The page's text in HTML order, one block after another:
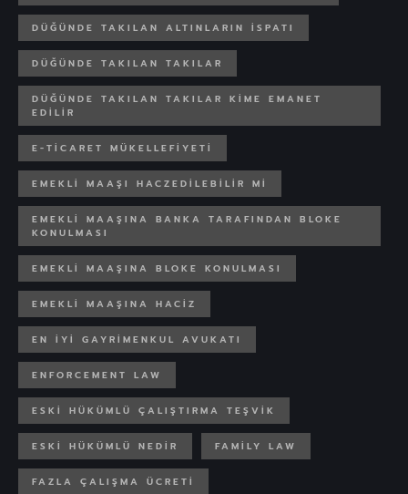
DÜĞÜNDE TAKILAN ALTINLARIN ISPATI
DÜĞÜNDE TAKILAN TAKILAR
DÜĞÜNDE TAKILAN TAKILAR KIME EMANET
EDILIR
E-TICARET MÜKELLEFIYETI
EMEKLI MAAŞI HACZEDILEBILIR MI
EMEKLI MAAŞINA BANKA TARAFINDAN BLOKE
KONULMASI
EMEKLI MAAŞINA BLOKE KONULMASI
EMEKLI MAAŞINA HACIZ
EN IYI GAYRIMENKUL AVUKATI
ENFORCEMENT LAW
ESKI HÜKÜMLÜ ÇALIŞTIRMA TEŞVIK
ESKI HÜKÜMLÜ NEDIR FAMILY LAW
FAZLA ÇALIŞMA ÜCRETI